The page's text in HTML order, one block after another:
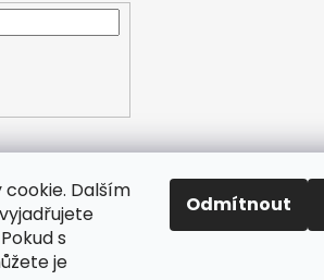
Dalším
s
je
Odmítnout
Fan page